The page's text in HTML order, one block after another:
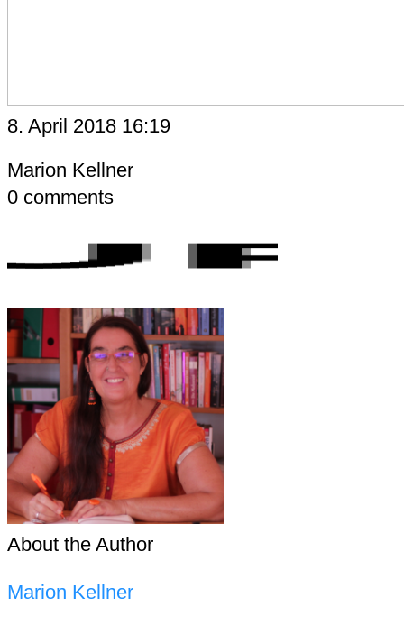
8. April 2018 16:19
Marion Kellner
0 comments
About the Author
Marion Kellner